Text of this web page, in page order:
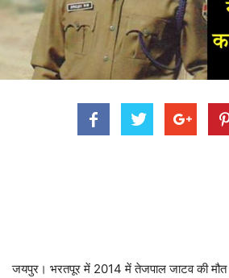
जयपुर। भरतपूर में 2014 में तेजपाल जाटव की